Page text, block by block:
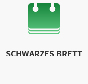
SCHWARZES BRETT